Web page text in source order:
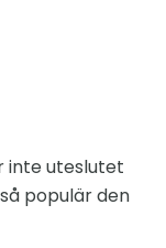
inte uteslutet
populär den